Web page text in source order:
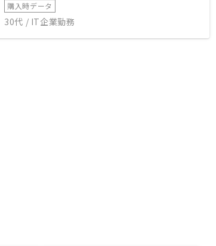
購入時データ
30代 / IT企業勤務